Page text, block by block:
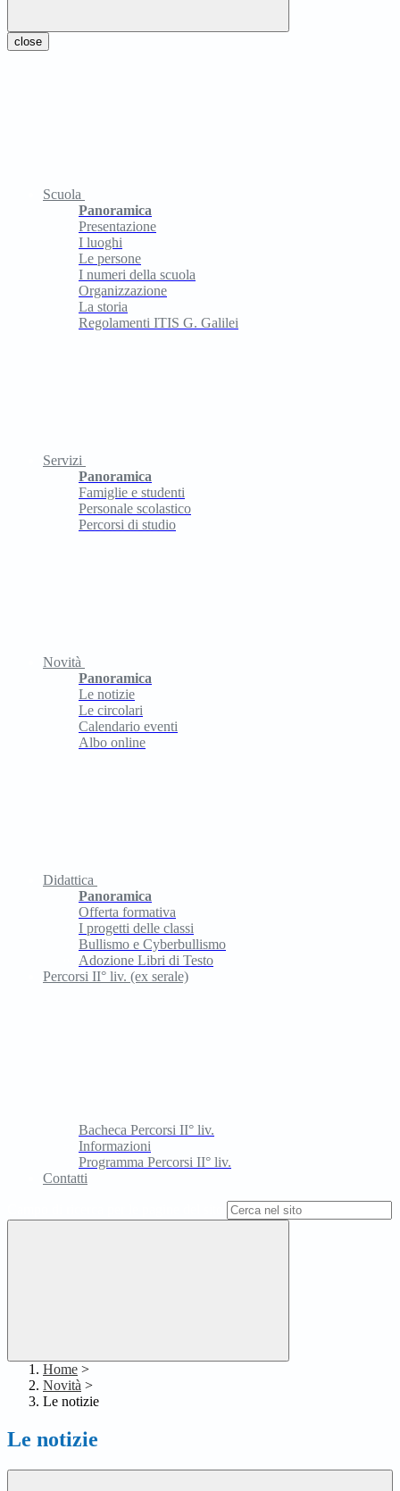
close
Scuola
Panoramica
Presentazione
I luoghi
Le persone
I numeri della scuola
Organizzazione
La storia
Regolamenti ITIS G. Galilei
Servizi
Panoramica
Famiglie e studenti
Personale scolastico
Percorsi di studio
Novità
Panoramica
Le notizie
Le circolari
Calendario eventi
Albo online
Didattica
Panoramica
Offerta formativa
I progetti delle classi
Bullismo e Cyberbullismo
Adozione Libri di Testo
Percorsi II° liv. (ex serale)
Bacheca Percorsi II° liv.
Informazioni
Programma Percorsi II° liv.
Contatti
Home >
Novità >
Le notizie
Le notizie